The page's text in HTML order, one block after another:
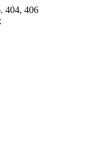
404, 406